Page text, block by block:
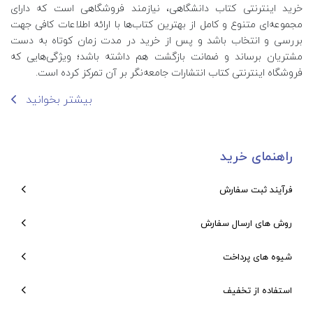
خرید اینترنتی کتاب‌ دانشگاهی، نیازمند فروشگاهی است که دارای
مجموعه‌ای متنوع و کامل از بهترین کتاب‌ها با ارائه اطلاعات کافی جهت
بررسی و انتخاب باشد و پس از خرید در مدت زمان کوتاه به دست
مشتریان برساند و ضمانت بازگشت هم داشته باشد؛ ویژگی‌هایی که
فروشگاه اینترنتی کتاب انتشارات جامعه‌نگر بر آن تمرکز کرده است.
بیشتر بخوانید
راهنمای خرید
فرآیند ثبت سفارش
روش های ارسال سفارش
شیوه های پرداخت
استفاده از تخفیف